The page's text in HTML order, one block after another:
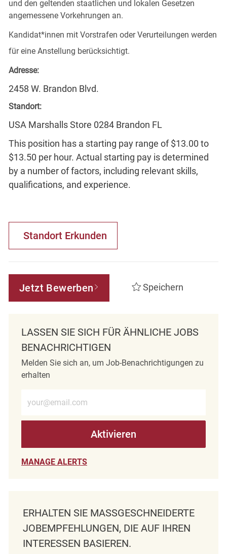
und den geltenden staatlichen und lokalen Gesetzen
angemessene Vorkehrungen an.
Kandidat*innen mit Vorstrafen oder Verurteilungen werden
für eine Anstellung berücksichtigt.
Adresse:
2458 W. Brandon Blvd.
Standort:
USA Marshalls Store 0284 Brandon FL
This position has a starting pay range of $13.00 to
$13.50 per hour. Actual starting pay is determined
by a number of factors, including relevant skills,
qualifications, and experience.
Standort Erkunden
Jetzt Bewerben Speichern
LASSEN SIE SICH FÜR ÄHNLICHE JOBS
BENACHRICHTIGEN
Melden Sie sich an, um Job-Benachrichtigungen zu
erhalten
Aktivieren
MANAGE ALERTS
ERHALTEN SIE MASSGESCHNEIDERTE J
OBEMPFEHLUNGEN, DIE AUF IHREN I
NTERESSEN BASIEREN.